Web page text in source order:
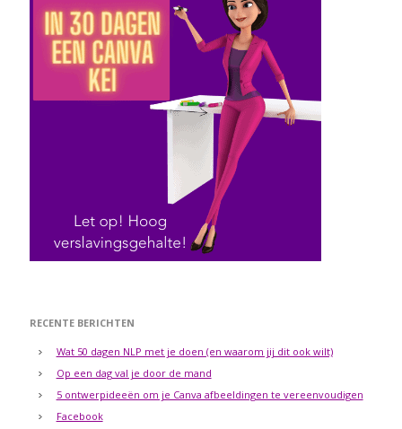
RECENTE BERICHTEN
Wat 50 dagen NLP met je doen (en waarom jij dit ook wilt)
Op een dag val je door de mand
5 ontwerpideeën om je Canva afbeeldingen te vereenvoudigen
Facebook